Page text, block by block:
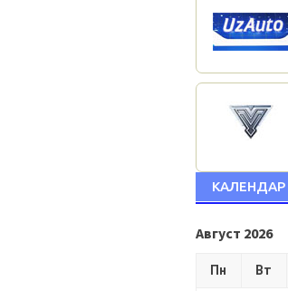
КАЛЕНДАР
Август 2026
Пн Вт